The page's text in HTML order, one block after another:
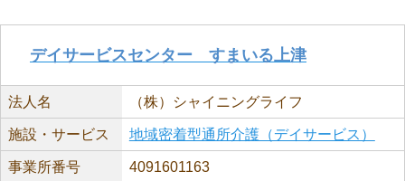
デイサービスセンター すまいる上津
法人名 （株）シャイニングライフ
施設・サービス 地域密着型通所介護（デイサービス）
事業所番号 4091601163